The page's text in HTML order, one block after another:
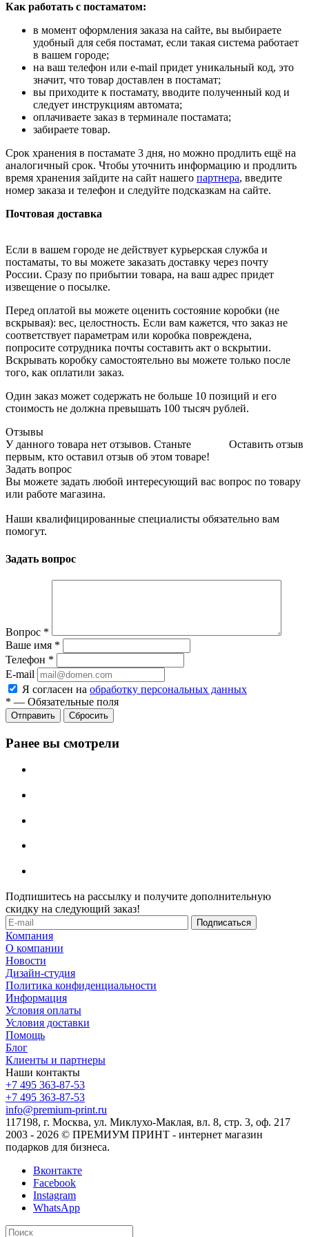
Как работать с постаматом:
в момент оформления заказа на сайте, вы выбираете
удобный для себя постамат, если такая система работает
в вашем городе;
на ваш телефон или e-mail придет уникальный код, это
значит, что товар доставлен в постамат;
вы приходите к постамату, вводите полученный код и
следует инструкциям автомата;
оплачиваете заказ в терминале постамата;
забираете товар.
Срок хранения в постамате 3 дня, но можно продлить ещё на
аналогичный срок. Чтобы уточнить информацию и продлить
время хранения зайдите на сайт нашего партнера, введите
номер заказа и телефон и следуйте подсказкам на сайте.
Почтовая доставка
Если в вашем городе не действует курьерская служба и
постаматы, то вы можете заказать доставку через почту
России. Сразу по прибытии товара, на ваш адрес придет
извещение о посылке.
Перед оплатой вы можете оценить состояние коробки (не
вскрывая): вес, целостность. Если вам кажется, что заказ не
соответствует параметрам или коробка повреждена,
попросите сотрудника почты составить акт о вскрытии.
Вскрывать коробку самостоятельно вы можете только после
того, как оплатили заказ.
Один заказ может содержать не больше 10 позиций и его
стоимость не должна превышать 100 тысяч рублей.
Отзывы
Оставить отзыв
У данного товара нет отзывов. Станьте
первым, кто оставил отзыв об этом товаре!
Задать вопрос
Вы можете задать любой интересующий вас вопрос по товару
или работе магазина.
Наши квалифицированные специалисты обязательно вам
помогут.
Задать вопрос
Вопрос *
Ваше имя *
Телефон *
E-mail
Я согласен на обработку персональных данных
* — Обязательные поля
Отправить Сбросить
Ранее вы смотрели
Подпишитесь на рассылку и получите дополнительную
скидку на следующий заказ!
Компания
О компании
Новости
Дизайн-студия
Политика конфиденциальности
Информация
Условия оплаты
Условия доставки
Помощь
Блог
Клиенты и партнеры
Наши контакты
+7 495 363-87-53
+7 495 363-87-53
info@premium-print.ru
117198, г. Москва, ул. Миклухо-Маклая, вл. 8, стр. 3, оф. 217
2003 - 2026 © ПРЕМИУМ ПРИНТ - интернет магазин
подарков для бизнеса.
Вконтакте
Facebook
Instagram
WhatsApp